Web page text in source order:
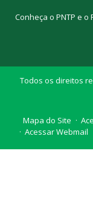
Conheça o PNTP e o
Todos os direitos
Mapa do Site
Acessar Webmail